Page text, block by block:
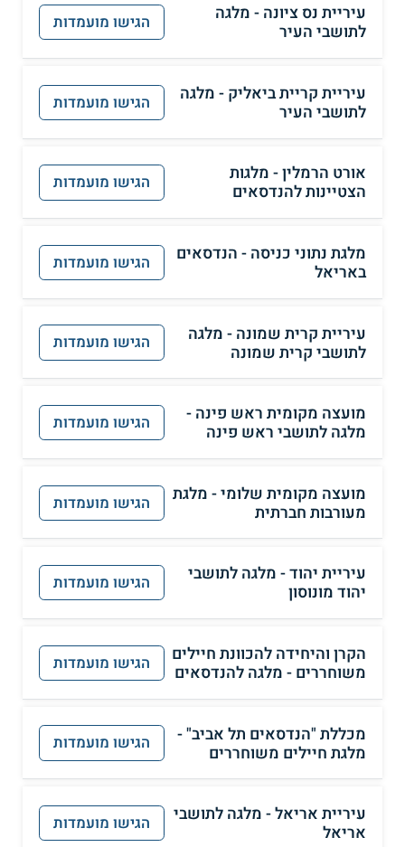
עיריית נס ציונה - מלגה
לתושבי העיר
הגישו מועמדות
עיריית קריית ביאליק - מלגה
לתושבי העיר
הגישו מועמדות
אורט הרמלין - מלגות
הצטיינות להנדסאים
הגישו מועמדות
מלגת נתוני כניסה - הנדסאים
באריאל
הגישו מועמדות
עיריית קרית שמונה - מלגה
לתושבי קרית שמונה
הגישו מועמדות
מועצה מקומית ראש פינה -
מלגה לתושבי ראש פינה
הגישו מועמדות
מועצה מקומית שלומי - מלגת
מעורבות חברתית
הגישו מועמדות
עיריית יהוד - מלגה לתושבי
יהוד מונוסון
הגישו מועמדות
הקרן והיחידה להכוונת חיילים
משוחררים - מלגה להנדסאים
הגישו מועמדות
מכללת "הנדסאים תל אביב" -
מלגת חיילים משוחררים
הגישו מועמדות
עיריית אריאל - מלגה לתושבי
אריאל
הגישו מועמדות